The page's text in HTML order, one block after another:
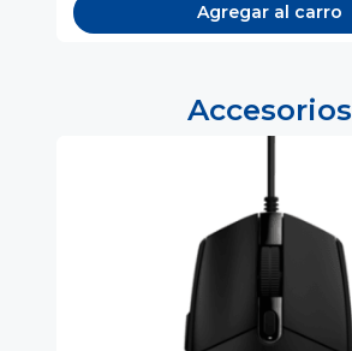
Agregar al carro
Accesorios